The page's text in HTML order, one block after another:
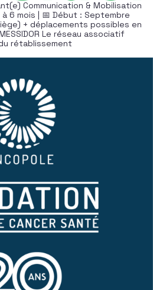
Communication & Mobilisation
6 mois | 📅 Début : Septembre
+ déplacements possibles en
Le réseau associatif
rétablissement